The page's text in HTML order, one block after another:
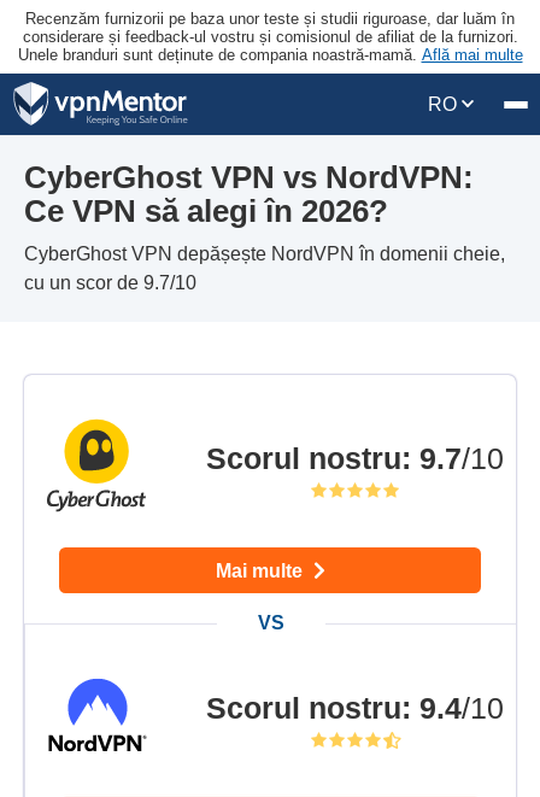
Recenzăm furnizorii pe baza unor teste și studii riguroase, dar luăm în
considerare și feedback-ul vostru și comisionul de afiliat de la furnizori.
Unele branduri sunt deținute de compania noastră-mamă. Află mai multe
RO
CyberGhost VPN vs NordVPN:
Ce VPN să alegi în 2026?
CyberGhost VPN depășește NordVPN în domenii cheie,
cu un scor de 9.7/10
Scorul nostru: 9.7/10
Mai multe
Scorul nostru: 9.4/10